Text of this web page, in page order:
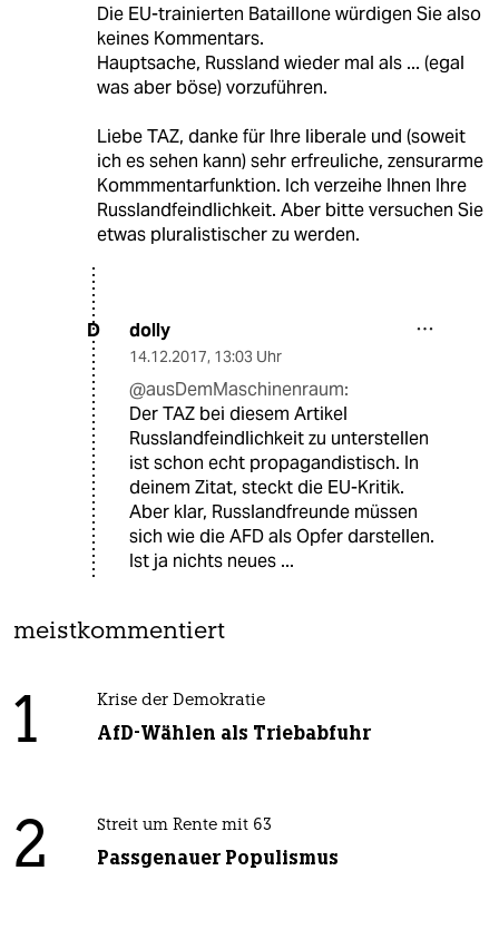
Die EU-trainierten Bataillone würdigen Sie also
keines Kommentars.
Hauptsache, Russland wieder mal als ... (egal
was aber böse) vorzuführen.
Liebe TAZ, danke für Ihre liberale und (soweit
ich es sehen kann) sehr erfreuliche, zensurarme
Kommmentarfunktion. Ich verzeihe Ihnen Ihre
Russlandfeindlichkeit. Aber bitte versuchen Sie
etwas pluralistischer zu werden.
D dolly
14.12.2017, 13:03 Uhr
@ausDemMaschinenraum:
Der TAZ bei diesem Artikel
Russlandfeindlichkeit zu unterstellen
ist schon echt propagandistisch. In
deinem Zitat, steckt die EU-Kritik.
Aber klar, Russlandfreunde müssen
sich wie die AFD als Opfer darstellen.
Ist ja nichts neues ...
meistkommentiert
1 Krise der Demokratie
AfD-Wählen als Triebabfuhr
2 Streit um Rente mit 63
Passgenauer Populismus